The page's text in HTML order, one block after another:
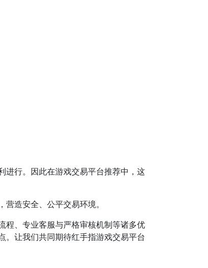
行。因此在游戏交易平台推荐中，这
造安全、公平交易环境。​
、专业客服与严格审核机制等诸多优
。让我们共同期待红手指游戏交易平台